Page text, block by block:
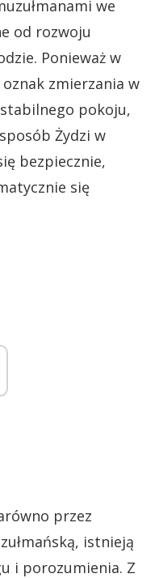
we
od rozwoju
Ponieważ w
zmierzania w
pokoju,
Żydzi w
bezpiecznie,
się
przez
istnieją
i porozumienia. Z